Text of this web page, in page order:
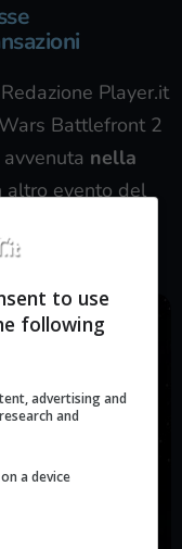
Redazione Player.it
Battlefront 2
nella
altro evento del
Electronic Arts.
to use
following
advertising and
and
a device